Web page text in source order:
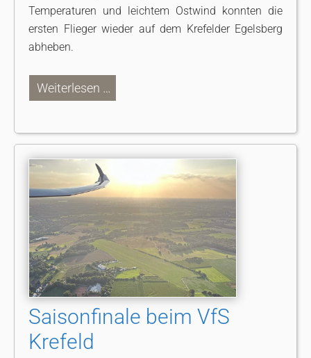
Temperaturen und leichtem Ostwind konnten die
ersten Flieger wieder auf dem Krefelder Egelsberg
abheben.
Weiterlesen …
Saisonfinale beim VfS
Krefeld